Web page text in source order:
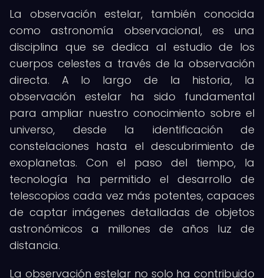
La observación estelar, también conocida
como astronomía observacional, es una
disciplina que se dedica al estudio de los
cuerpos celestes a través de la observación
directa. A lo largo de la historia, la
observación estelar ha sido fundamental
para ampliar nuestro conocimiento sobre el
universo, desde la identificación de
constelaciones hasta el descubrimiento de
exoplanetas. Con el paso del tiempo, la
tecnología ha permitido el desarrollo de
telescopios cada vez más potentes, capaces
de captar imágenes detalladas de objetos
astronómicos a millones de años luz de
distancia.
La observación estelar no solo ha contribuido